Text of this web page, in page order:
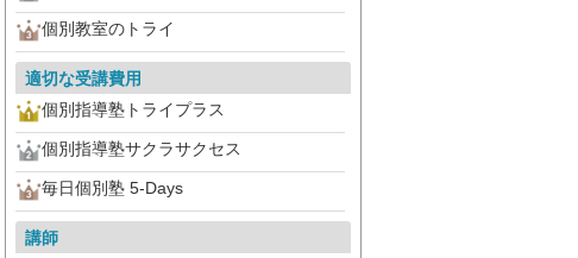
個別教室のトライ
適切な受講費用
個別指導塾トライプラス
個別指導塾サクラサクセス
毎日個別塾 5-Days
講師